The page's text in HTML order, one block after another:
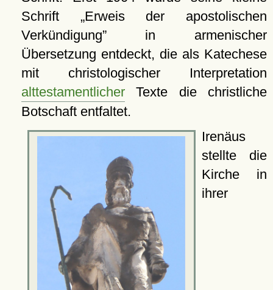
Schrift
Erweis der apostolischen
Verkündigung in armenischer
Übersetzung entdeckt, die als Katechese
mit christologischer Interpretation
alttestamentlicherTexte die christliche
Botschaft entfaltet.
Irenäus
stellte die
Kirche in
ihrer